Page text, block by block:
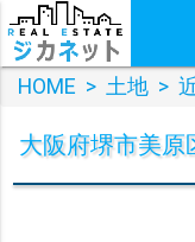
HOME > 土地 >
大阪府堺市美原